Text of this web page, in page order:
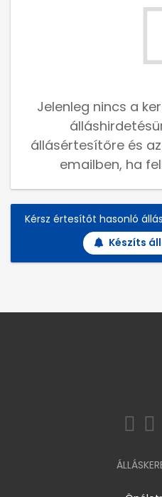
Jelenleg nincs a
állásértesítőre és
emailben, ha
Kérsz értesítőt hasonló
Készíts